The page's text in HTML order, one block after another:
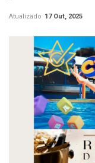
Atualizado 17 Out, 2025